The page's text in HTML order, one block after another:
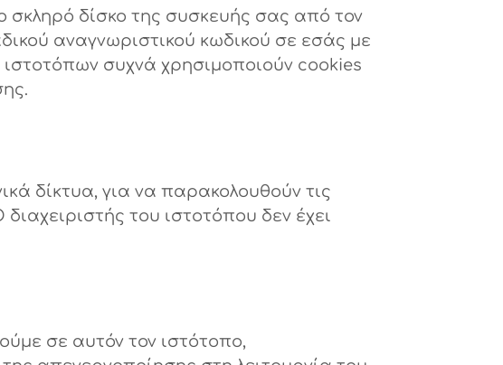
σκληρό δίσκο της συσκευής σας από τον
αναγνωριστικού κωδικού σε εσάς με
συχνά χρησιμοποιούν cookies
δίκτυα, για να παρακολουθούν τις
του ιστοτόπου δεν έχει
σε αυτόν τον ιστότοπο,